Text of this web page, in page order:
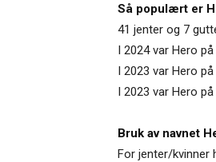
Så populært er
41 jenter og 7
I 2024 var Hero
I 2023 var Hero
I 2023 var Hero
Bruk av navnet
For jenter/kvinner